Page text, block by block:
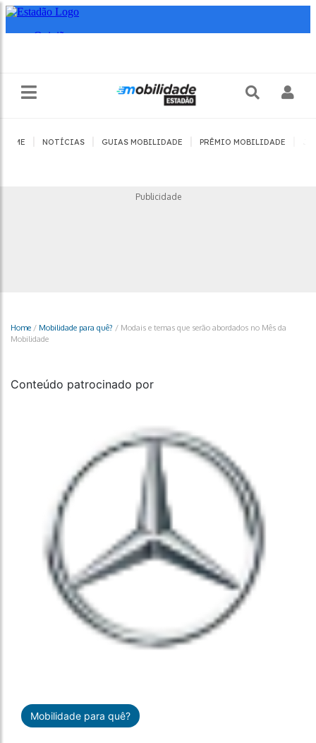
HOME NOTÍCIAS GUIAS MOBILIDADE PRÊMIO MOBILIDADE
Publicidade
Home / Mobilidade para quê? / Modais e temas que serão abordados no Mês da
Mobilidade
Conteúdo patrocinado por
Mobilidade para quê?